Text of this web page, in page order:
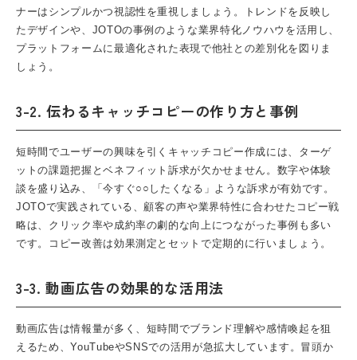
ナーはシンプルかつ視認性を重視しましょう。トレンドを反映し
たデザインや、JOTOの事例のような業界特化ノウハウを活用し、
プラットフォームに最適化された表現で他社との差別化を図りま
しょう。
3-2. 伝わるキャッチコピーの作り方と事例
短時間でユーザーの興味を引くキャッチコピー作成には、ターゲ
ットの課題把握とベネフィット訴求が欠かせません。数字や体験
談を盛り込み、「今すぐ○○したくなる」ような訴求が有効です。
JOTOで実践されている、顧客の声や業界特性に合わせたコピー戦
略は、クリック率や成約率の劇的な向上につながった事例も多い
です。コピー改善は効果測定とセットで定期的に行いましょう。
3-3. 動画広告の効果的な活用法
動画広告は情報量が多く、短時間でブランド理解や感情喚起を狙
えるため、YouTubeやSNSでの活用が急拡大しています。冒頭か